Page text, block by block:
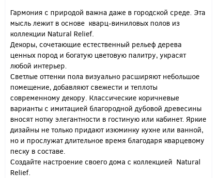
Гармония с природой важна даже в городской среде. Эта
мысль лежит в основе кварц-виниловых полов из
коллекции Natural Relief.
Декоры, сочетающие естественный рельеф дерева
ценных пород и богатую цветовую палитру, украсят
любой интерьер.
Светлые оттенки пола визуально расширяют небольшое
помещение, добавляют свежести и теплоты
современному декору. Классические коричневые
варианты с имитацией благородной дубовой древесины
вносят нотку элегантности в гостиную или кабинет. Яркие
дизайны не только придают изюминку кухне или ванной,
но и прослужат длительное время благодаря кварцевому
песку в составе.
Создайте настроение своего дома с коллекцией Natural
Relief.